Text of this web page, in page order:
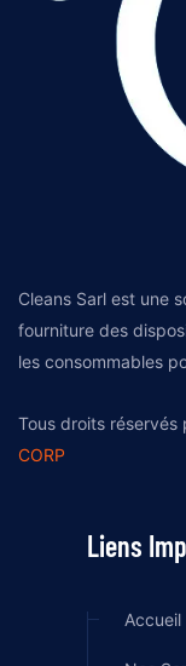
Cleans Sarl est une
fourniture des
les consommables
Tous droits réservés
CORP
Liens
Accueil